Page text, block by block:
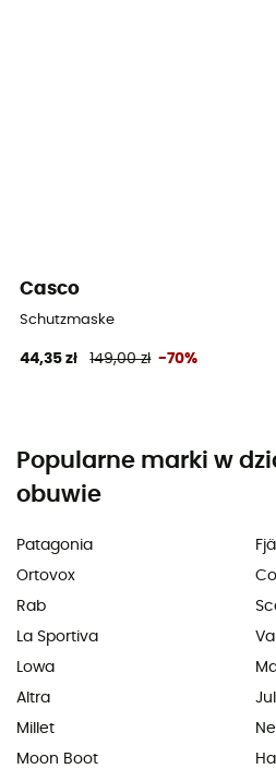
Casco
Schutzmaske
44,35 zł 149,00 zł -70%
Popularne marki w
obuwie
Patagonia
Ortovox
Rab
La Sportiva
Lowa
Altra
Millet
Moon Boot